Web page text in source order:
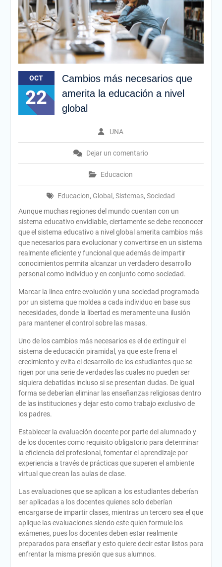
OCT
22
Cambios más necesarios que
amerita la educación a nivel
global
UNA
Dejar un comentario
Educacion
Educacion, Global ,Sistemas,Sociedad
Aunque muchas regiones del mundo cuentan con un
sistema educativo envidiable, ciertamente se debe reconocer
que el sistema educativo a nivel global amerita cambios más
que necesarios para evolucionar y convertirse en un sistema
realmente eficiente y funcional que además de impartir
conocimientos permita alcanzar un verdadero desarrollo
personal como individuo y en conjunto como sociedad.
Marcar la línea entre evolución y una sociedad programada
por un sistema que moldea a cada individuo en base sus
necesidades, donde la libertad es meramente una ilusión
para mantener el control sobre las masas.
Uno de los cambios más necesarios es el de extinguir el
sistema de educación piramidal, ya que este frena el
crecimiento y evita el desarrollo de los estudiantes que se
rigen por una serie de verdades las cuales no pueden ser
siquiera debatidas incluso si se presentan dudas. De igual
forma se deberían eliminar las enseñanzas religiosas dentro
de las instituciones y dejar esto como trabajo exclusivo de
los padres.
Establecer la evaluación docente por parte del alumnado y
de los docentes como requisito obligatorio para determinar
la eficiencia del profesional, fomentar el aprendizaje por
experiencia a través de prácticas que superen el ambiente
virtual que crean las aulas de clase.
Las evaluaciones que se aplican a los estudiantes deberían
ser aplicadas a los docentes quienes solo deberían
encargarse de impartir clases, mientras un tercero sea el que
aplique las evaluaciones siendo este quien formule los
exámenes, pues los docentes deben estar realmente
preparados para enseñar y esto quiere decir estar listos para
enfrentar la misma presión que sus alumnos.